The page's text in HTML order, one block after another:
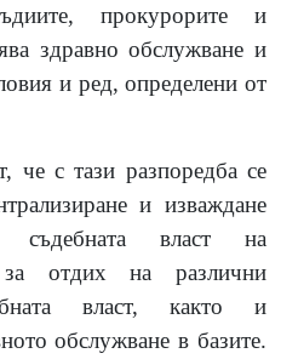
прокурорите и
здравно обслужване и
и ред, определени от
че с тази разпоредба се
и изваждане
съдебната власт на
за отдих на различни
власт, както и
обслужване в базите.